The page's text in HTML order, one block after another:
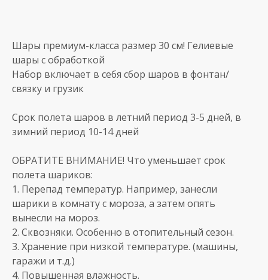
Шары премиум-класса размер 30 см! Гелиевые
шары с обработкой
Набор включает в себя сбор шаров в фонтан/
связку и грузик
Срок полета шаров в летний период 3-5 дней, в
зимний период 10-14 дней
ОБРАТИТЕ ВНИМАНИЕ! Что уменьшает срок
полета шариков:
1. Перепад температур. Например, занесли
шарики в комнату с мороза, а затем опять
вынесли на мороз.
2. Сквозняки. Особенно в отопительный сезон.
3. Хранение при низкой температуре. (машины,
гаражи и т.д.)
4. Повышенная влажность.